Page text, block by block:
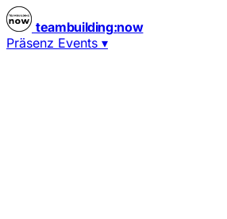
teambuilding:now
Präsenz Events ▾